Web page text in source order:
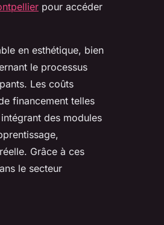
pour accéder
en esthétique, bien
le processus
Les coûts
financement telles
des modules
Grâce à ces
le secteur